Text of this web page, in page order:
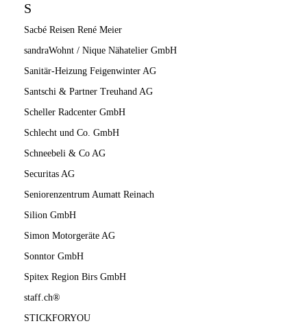
S
Sacbé Reisen René Meier
sandraWohnt / Nique Nähatelier GmbH
Sanitär-Heizung Feigenwinter AG
Santschi & Partner Treuhand AG
Scheller Radcenter GmbH
Schlecht und Co. GmbH
Schneebeli & Co AG
Securitas AG
Seniorenzentrum Aumatt Reinach
Silion GmbH
Simon Motorgeräte AG
Sonntor GmbH
Spitex Region Birs GmbH
staff.ch®
STICKFORYOU